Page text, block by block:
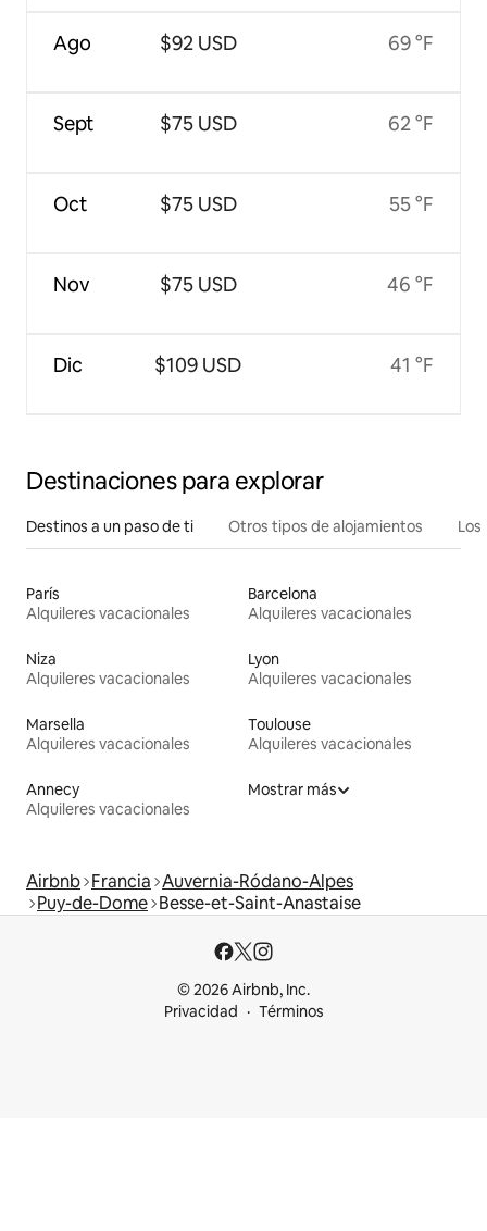
Ago
Sept
Oct
Nov
Dic
$92 USD
$75 USD
$75 USD
$75 USD
$109 USD
69 °F
62 °F
55 °F
46 °F
41 °F
Destinaciones para explorar
Destinos a un paso de ti Otros tipos de alojamientos
París
Alquileres vacacionales
Barcelona
Alquileres vacacionales
Niza
Alquileres vacacionales
Lyon
Alquileres vacacionales
Marsella
Alquileres vacacionales
Toulouse
Alquileres vacacionales
Annecy
Alquileres vacacionales
Mostrar más
Airbnb Francia Auvernia-Ródano-Alpes
Puy-de-Dome Besse-et-Saint-Anastaise
© 2026 Airbnb, Inc.
Privacidad
Términos